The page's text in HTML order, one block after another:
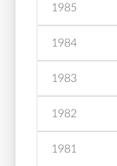
1985
1984
1983
1982
1981